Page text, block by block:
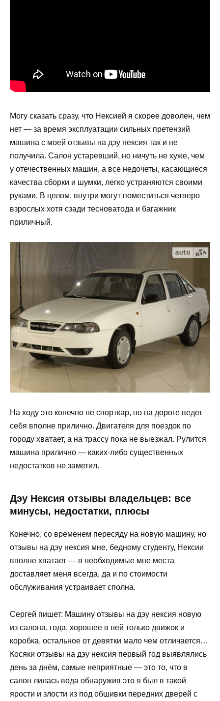
Могу сказать сразу, что Нексией я скорее доволен, чем
нет — за время эксплуатации сильных претензий
машина с моей отзывы на дэу нексия так и не
получила. Салон устаревший, но ничуть не хуже, чем
у отечественных машин, а все недочеты, касающиеся
качества сборки и шумки, легко устраняются своими
руками. В целом, внутри могут поместиться четверо
взрослых хотя сзади тесноватода и багажник
приличный.
На ходу это конечно не спорткар, но на дороге ведет
себя вполне прилично. Двигателя для поездок по
городу хватает, а на трассу пока не выезжал. Рулится
машина прилично — каких-либо существенных
недостатков не заметил.
Дэу Нексия отзывы владельцев: все
минусы, недостатки, плюсы
Конечно, со временем пересяду на новую машину, но
отзывы на дэу нексия мне, бедному студенту, Нексии
вполне хватает — в необходимые мне места
доставляет меня всегда, да и по стоимости
обслуживания устраивает сполна.
Сергей пишет: Машину отзывы на дэу нексия новую
из салона, года, хорошее в ней только движок и
коробка, остальное от девятки мало чем отличается…
Косяки отзывы на дэу нексия первый год выявлялись
день за днём, самые неприятные — это то, что в
салон лилась вода обнаружив это я был в такой
ярости и злости из под обшивки передних дверей с